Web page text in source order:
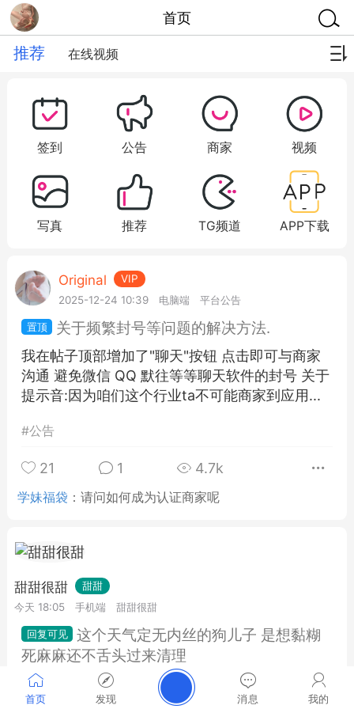
首页 发现 消息 我的
首页
推荐 在线视频
签到 公告 商家 视频
写真 推荐 TG频道 APP下载
Original
VIP
2025-12-24 10:39
电脑端 平台公告
关于频繁封号等问题的解决方法.
我在帖子顶部增加了"聊天"按钮 点击即可与商家
沟通 避免微信 QQ 默往等等聊天软件的封号 关于
提示音:因为咱们这个行业ta不可能商家到应用...
#公告
21 1 4.7k
学妹福袋 ：请问如何成为认证商家呢
甜甜很甜
甜甜
今天 18:05
手机端 甜甜很甜
这个天气定无内丝的狗儿子 是想黏糊
死麻麻还不舌头过来清理
推荐默往加我 墨往号ywdulala912 扣扣号
1527789981 下单赠送穿着视频收集验证视频 轻